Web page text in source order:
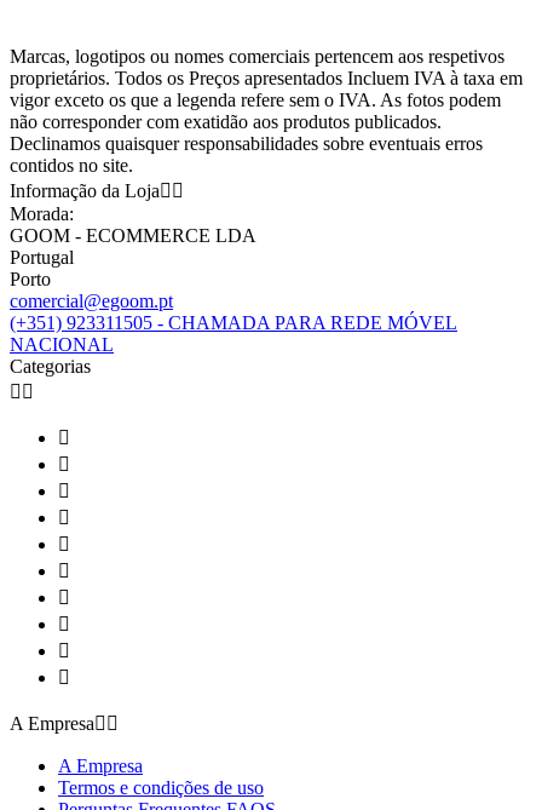
Marcas, logotipos ou nomes comerciais pertencem aos respetivos
proprietários. Todos os Preços apresentados Incluem IVA à taxa em
vigor exceto os que a legenda refere sem o IVA. As fotos podem
não corresponder com exatidão aos produtos publicados.
Declinamos quaisquer responsabilidades sobre eventuais erros
contidos no site.
Informação da Loja 
Morada:
GOOM - ECOMMERCE LDA
Portugal
Porto
comercial@egoom.pt
(+351) 923311505 - CHAMADA PARA REDE MÓVEL
NACIONAL
Categorias
 










A Empresa 
A Empresa
Termos e condições de uso